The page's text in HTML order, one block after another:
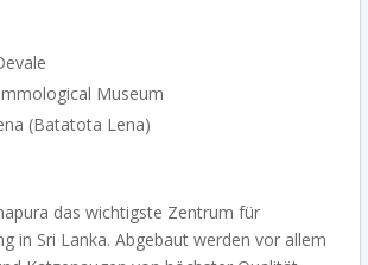
Museum
(Batatota Lena)
das wichtigste Zentrum für
in Sri Lanka. Abgebaut werden vor allem